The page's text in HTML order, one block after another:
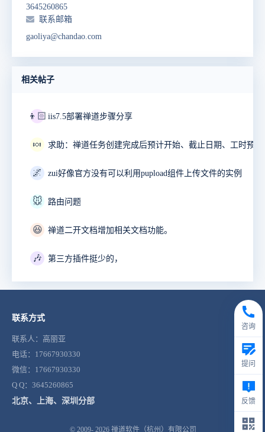
3645260865
联系邮箱
gaoliya@chandao.com
相关帖子
👦🏻 iis7.5部署禅道步骤分享
🍬
🌌 zui好像官方没有可以利用pupload组件上传文件的实例
🐭 路由问题
😆 禅道二开文档增加相关文档功能。
🎶 第三方插件挺少的，
联系方式
联系人：高丽亚
电话：17667930330
微信：17667930330
Q Q：3645260865
北京、上海、深圳分部
© 2009- 2026 禅道软件（杭州）有限公司
咨询
提问
反馈